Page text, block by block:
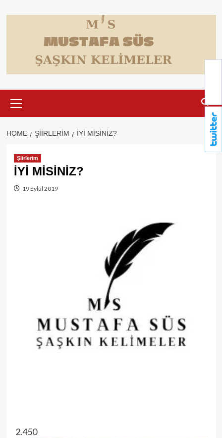
to
Menu
HOME ŞIIRLERIM İYİ MİSİNİZ?
Şiirlerim
İYİ MİSİNİZ?
19 Eylül 2019
2.450